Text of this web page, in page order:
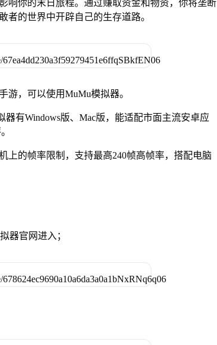
响你的末日旅程。通过赚取资金和物资，你将垄断
者的世界中开辟自己的生存道路。
游，可以使用MuMu模拟器。
有Windows版、Mac版，能适配市面主流安卓应
上的帧率限制，支持最高240帧高帧率，搭配电脑
器官网进入；